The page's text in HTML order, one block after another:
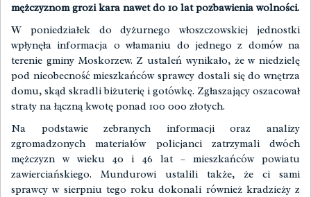
mężczyznom grozi kara nawet do 10 lat pozbawienia wolności.
W poniedziałek do dyżurnego włoszczowskiej jednostki
wpłynęła informacja o włamaniu do jednego z domów na
terenie gminy Moskorzew. Z ustaleń wynikało, że w niedzielę
pod nieobecność mieszkańców sprawcy dostali się do wnętrza
domu, skąd skradli biżuterię i gotówkę. Zgłaszający oszacował
straty na łączną kwotę ponad 100 000 złotych.
Na podstawie zebranych informacji oraz analizy
zgromadzonych materiałów policjanci zatrzymali dwóch
mężczyzn w wieku 40 i 46 lat – mieszkańców powiatu
zawierciańskiego. Mundurowi ustalili także, że ci sami
sprawcy w sierpniu tego roku dokonali również kradzieży z